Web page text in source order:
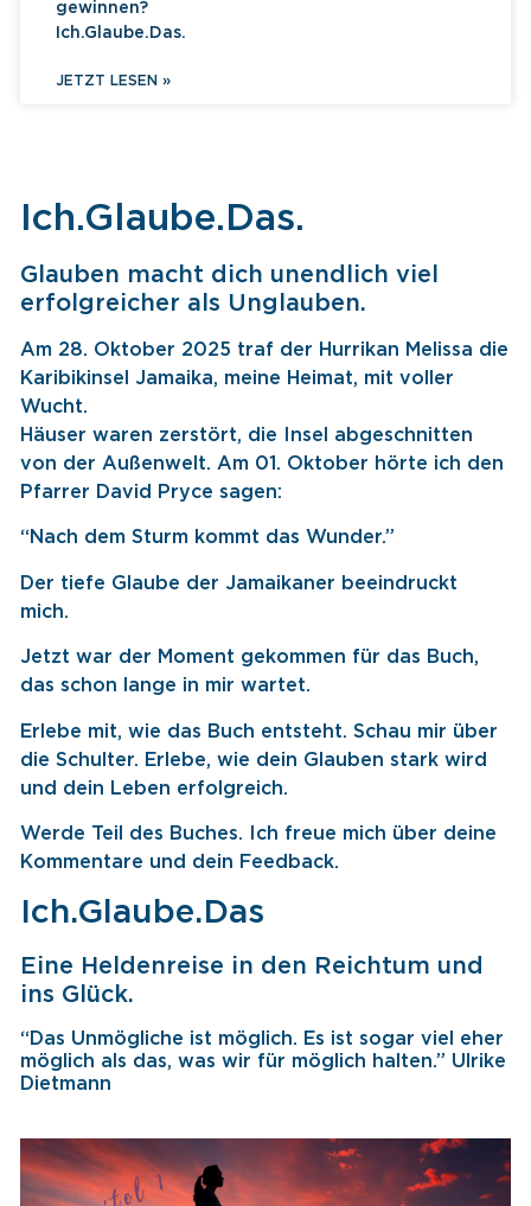
gewinnen?
Ich.Glaube.Das.
JETZT LESEN »
Ich.Glaube.Das.
Glauben macht dich unendlich viel
erfolgreicher als Unglauben.
Am 28. Oktober 2025 traf der Hurrikan Melissa die
Karibikinsel Jamaika, meine Heimat, mit voller
Wucht.
Häuser waren zerstört, die Insel abgeschnitten
von der Außenwelt. Am 01. Oktober hörte ich den
Pfarrer David Pryce sagen:
“Nach dem Sturm kommt das Wunder.”
Der tiefe Glaube der Jamaikaner beeindruckt
mich.
Jetzt war der Moment gekommen für das Buch,
das schon lange in mir wartet.
Erlebe mit, wie das Buch entsteht. Schau mir über
die Schulter. Erlebe, wie dein Glauben stark wird
und dein Leben erfolgreich.
Werde Teil des Buches. Ich freue mich über deine
Kommentare und dein Feedback.
Ich.Glaube.Das
Eine Heldenreise in den Reichtum und
ins Glück.
“Das Unmögliche ist möglich. Es ist sogar viel eher
möglich als das, was wir für möglich halten.” Ulrike
Dietmann